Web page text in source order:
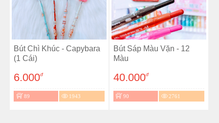
Bút Chì Khúc - Capybara
(1 Cái)
6.000đ
89 1943
Bút Sáp Màu Vặn - 12
Màu
40.000đ
90 2761